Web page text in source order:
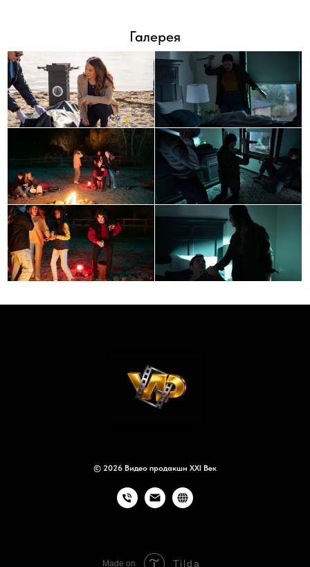
© 2026 Видео продакшн XXI Век
Made on Tilda